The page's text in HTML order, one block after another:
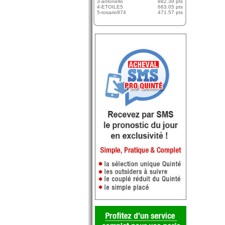
3-antonello
882.39 pts
4-ETOILE5
683.05 pts
5-rosario974
471.57 pts